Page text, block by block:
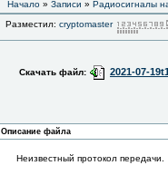
Начало » Записи » Радиоcигналы
Разместил: cryptomaster
Скачать файл: 2021-07-
Описание файла
Неизвестный протокол передачи.